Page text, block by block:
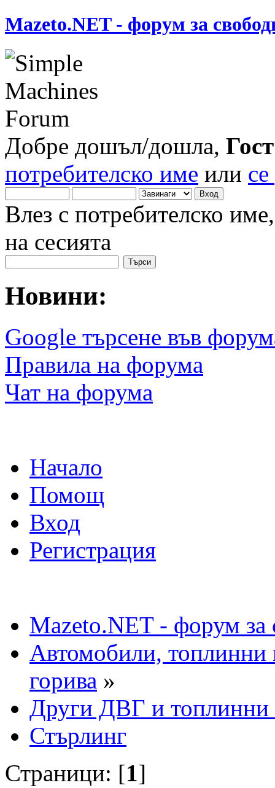
Mazeto.NET - форум за
Добре дошъл/дошла, Гост
потребителско име или
Влез с потребителско
на сесията
Новини:
Google търсене във
Правила на форума
Чат на форума
Начало
Помощ
Вход
Регистрация
Mazeto.NET - форум за
Автомобили,
горива »
Други ДВГ и
Стърлинг
Страници: [1]